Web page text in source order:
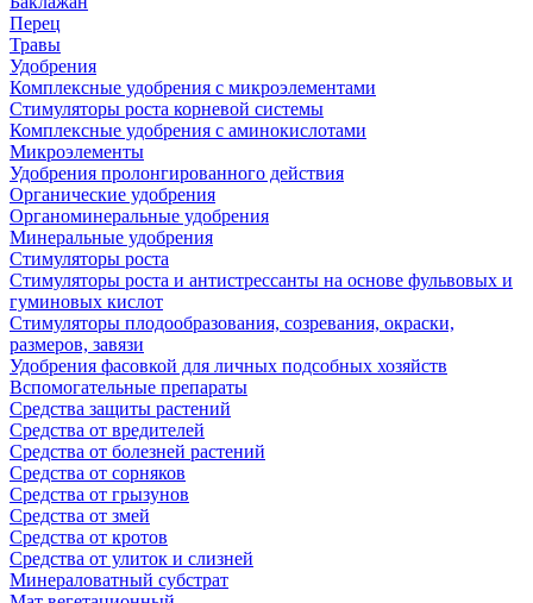
Перец
Травы
Удобрения
Комплексные удобрения с микроэлементами
Стимуляторы роста корневой системы
Комплексные удобрения с аминокислотами
Микроэлементы
Удобрения пролонгированного действия
Органические удобрения
Органоминеральные удобрения
Минеральные удобрения
Стимуляторы роста
Стимуляторы роста и антистрессанты на основе фульвовых и
гуминовых кислот
Стимуляторы плодообразования, созревания, окраски,
размеров, завязи
Удобрения фасовкой для личных подсобных хозяйств
Вспомогательные препараты
Средства защиты растений
Средства от вредителей
Средства от болезней растений
Средства от сорняков
Средства от грызунов
Средства от змей
Средства от кротов
Средства от улиток и слизней
Минераловатный субстрат